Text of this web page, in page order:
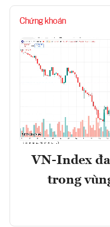
Chứng khoán
VN-Index
trong